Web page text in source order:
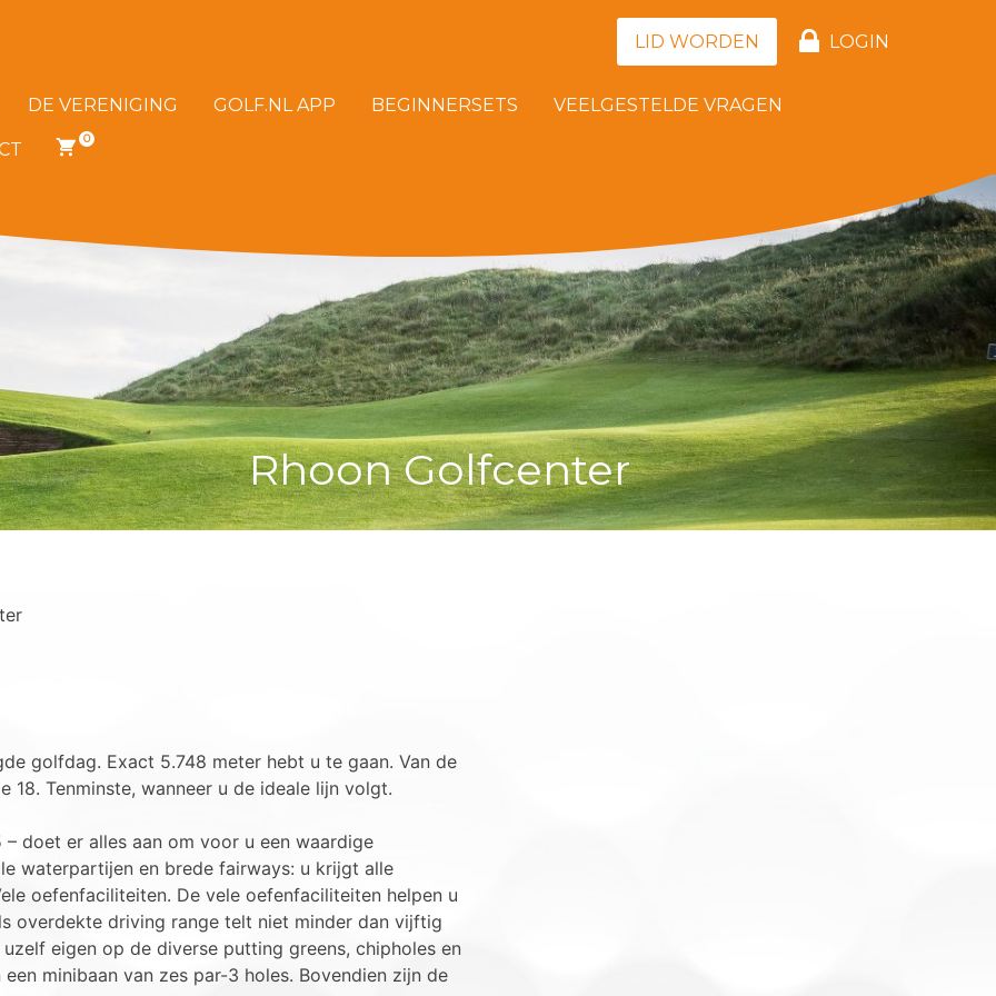
LID WORDEN LOGIN
DE VERENIGING GOLF.NL APP BEGINNERSETS VEELGESTELDE VRAGEN
0
0
Rhoon Golfcenter
golfdag. Exact 5.748 meter hebt u te gaan. Van de
Tenminste, wanneer u de ideale lijn volgt.
doet er alles aan om voor u een waardige
waterpartijen en brede fairways: u krijgt alle
oefenfaciliteiten. De vele oefenfaciliteiten helpen u
overdekte driving range telt niet minder dan vijftig
eigen op de diverse putting greens, chipholes en
minibaan van zes par-3 holes. Bovendien zijn de